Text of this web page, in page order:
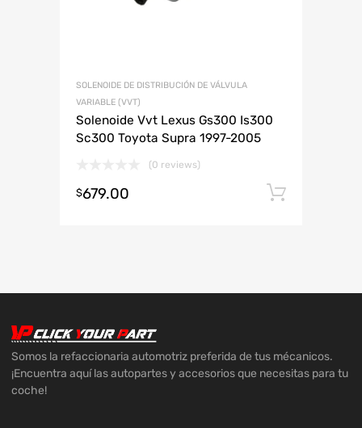
SOLENOIDE DE DISTRIBUCIÓN DE VÁLVULA
VARIABLE (VVT)
Solenoide Vvt Lexus Gs300 Is300
Sc300 Toyota Supra 1997-2005
(0 reviews)
$679.00
Somos la refaccionaria automotriz preferida de tus mécanicos.
¡Encuentra aquí las autopartes y accesorios que necesitas para tu
coche!